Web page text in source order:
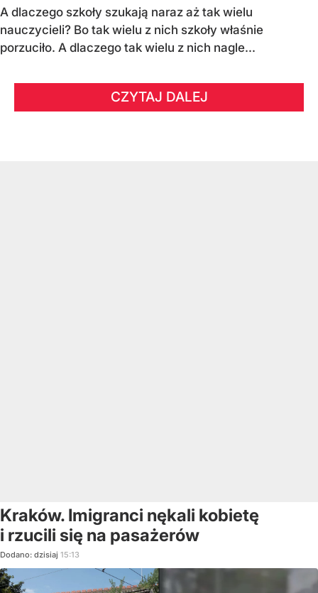
A dlaczego szkoły szukają naraz aż tak wielu
nauczycieli? Bo tak wielu z nich szkoły właśnie
porzuciło. A dlaczego tak wielu z nich nagle...
CZYTAJ DALEJ
Kraków. Imigranci nękali kobietę
i rzucili się na pasażerów
Dodano: dzisiaj 15:13